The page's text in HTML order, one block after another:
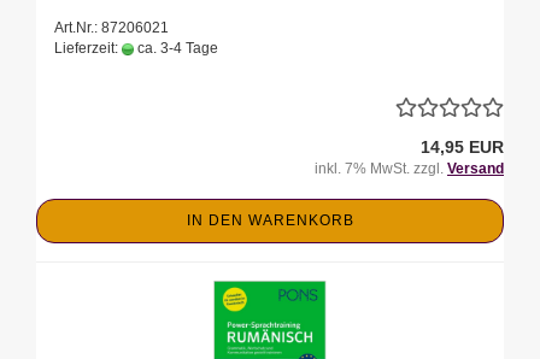
Art.Nr.: 87206021
Lieferzeit:
ca. 3-4 Tage
14,95 EUR
inkl. 7% MwSt. zzgl. Versand
IN DEN WARENKORB